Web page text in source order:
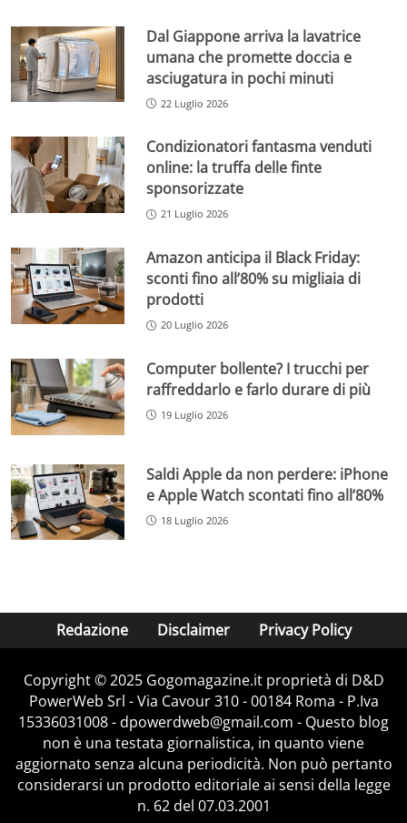
Dal Giappone arriva la lavatrice
umana che promette doccia e
asciugatura in pochi minuti
22 Luglio 2026
Condizionatori fantasma venduti
online: la truffa delle finte
sponsorizzate
21 Luglio 2026
Amazon anticipa il Black Friday:
sconti fino all’80% su migliaia di
prodotti
20 Luglio 2026
Computer bollente? I trucchi per
raffreddarlo e farlo durare di più
19 Luglio 2026
Saldi Apple da non perdere: iPhone
e Apple Watch scontati fino all’80%
18 Luglio 2026
Redazione Disclaimer Privacy Policy
Copyright © 2025 Gogomagazine.it proprietà di D&D
PowerWeb Srl - Via Cavour 310 - 00184 Roma - P.Iva
15336031008 - dpowerdweb@gmail.com - Questo blog
non è una testata giornalistica, in quanto viene
aggiornato senza alcuna periodicità. Non può pertanto
considerarsi un prodotto editoriale ai sensi della legge
n. 62 del 07.03.2001